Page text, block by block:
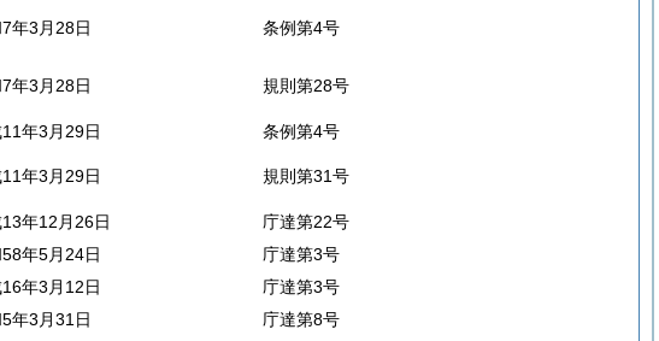
年3月28日 条例第4号
年3月28日 規則第28号
年3月29日
条例第4号
年3月29日 規則第31号
年12月26日
庁達第22号
年5月24日
庁達第3号
年3月12日
庁達第3号
年3月31日
庁達第8号